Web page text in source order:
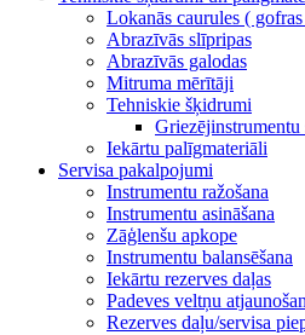
Lokanās caurules (
Abrazīvās slīpripas
Abrazīvās galodas
Mitruma mērītāji
Tehniskie šķidrumi
Griezējinstrumentu
Iekārtu palīgmateriāli
Servisa pakalpojumi
Instrumentu ražošana
Instrumentu asināšana
Zāģlenšu apkope
Instrumentu balansēšana
Iekārtu rezerves daļas
Padeves veltņu
Rezerves daļu/servisa